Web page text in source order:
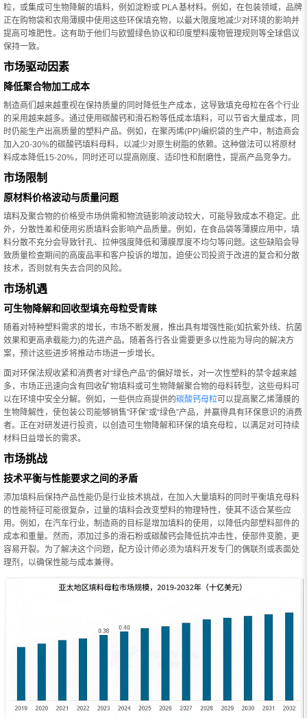
粒，或集成可生物降解的填料，例如淀粉或 PLA 基材料。例如，在包装领域，品牌
正在购物袋和农用薄膜中使用这些环保填充物，以最大限度地减少对环境的影响并
提高可堆肥性。这有助于他们与欧盟绿色协议和印度塑料废物管理规则等全球倡议
保持一致。
市场驱动因素
降低聚合物加工成本
制造商们越来越重视在保持质量的同时降低生产成本，这导致填充母粒在各个行业
的采用越来越多。通过使用碳酸钙和滑石粉等低成本填料，可以节省大量成本，同
时仍能生产出高质量的塑料产品。例如，在聚丙烯(PP)编织袋的生产中，制造商会
加入20-30%的碳酸钙填料母料，以减少对原生树脂的依赖。这种做法可以将原材
料成本降低15-20%，同时还可以提高刚度、适印性和耐磨性，提高产品竞争力。
市场限制
原材料价格波动与质量问题
填料及聚合物的价格受市场供需和物流链影响波动较大，可能导致成本不稳定。此
外，分散性差和使用劣质填料会影响产品质量。例如，在食品袋等薄膜应用中，填
料分散不充分会导致针孔、拉伸强度降低和薄膜厚度不均匀等问题。这些缺陷会导
致质量检查期间的高废品率和客户投诉的增加，迫使公司投资于改进的复合和分散
技术，否则就有失去合同的风险。
市场机遇
可生物降解和回收型填充母粒受青睐
随着对特种塑料需求的增长，市场不断发展，推出具有增强性能(如抗紫外线、抗菌
效果和更高承载能力)的先进产品。随着各行各业需要更多以性能为导向的解决方
案，预计这些进步将推动市场进一步增长。
面对环保法规收紧和消费者对“绿色产品”的偏好增长，对一次性塑料的禁令越来越
多，市场正迅速向含有回收矿物填料或可生物降解聚合物的母料转型，这些母料可
以在环境中安全分解。例如，一些供应商提供的碳酸钙母粒可以提高聚乙烯薄膜的
生物降解性，使包装公司能够销售"环保“或“绿色”产品，并赢得具有环保意识的消费
者。正在对研发进行投资，以创造可生物降解和环保的填充母粒，以满足对可持续
材料日益增长的需求。
市场挑战
技术平衡与性能要求之间的矛盾
添加填料后保持产品性能仍是行业技术挑战，在加入大量填料的同时平衡填充母料
的性能特征可能很复杂，过量的填料会改变塑料的物理特性，使其不适合某些应
用。例如，在汽车行业，制造商的目标是增加填料的使用，以降低内部塑料部件的
成本和重量。然而，添加过多的滑石粉或碳酸钙会降低抗冲击性，使部件变脆，更
容易开裂。为了解决这个问题，配方设计师必须为填料开发专门的偶联剂或表面处
理剂，以确保性能与成本兼得。